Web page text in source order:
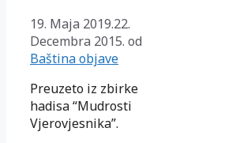
19. Maja 2019.22.
Decembra 2015. od
Baština objave
Preuzeto iz zbirke
hadisa “Mudrosti
Vjerovjesnika”.